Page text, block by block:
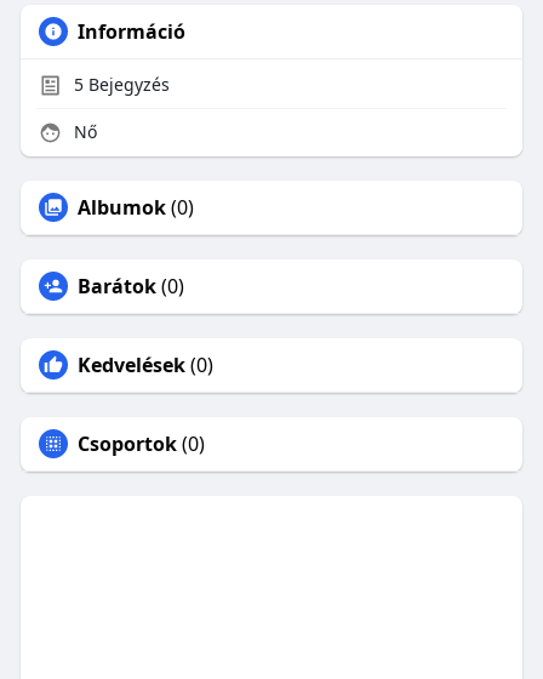
Információ
5Bejegyzés
Nő
Albumok(0)
Barátok(0)
Kedvelések(0)
Csoportok(0)